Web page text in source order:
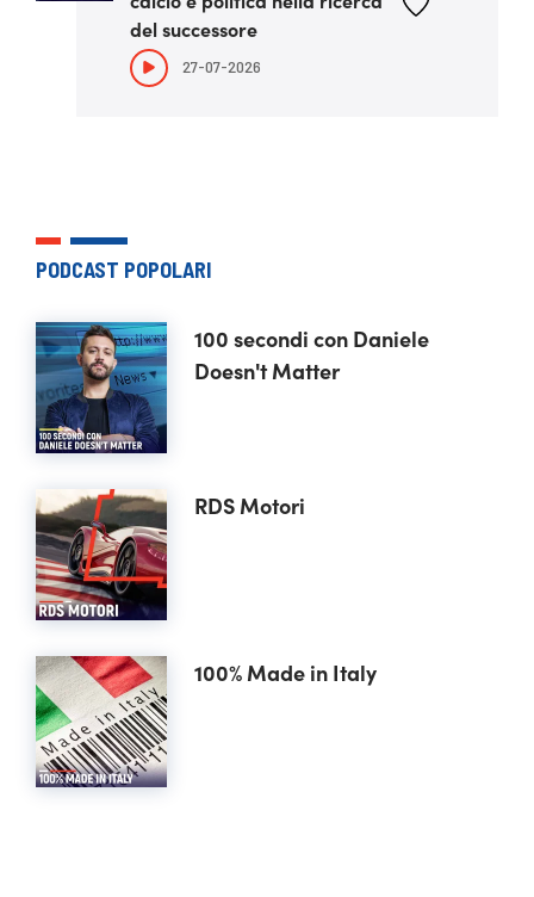
del successore
27-07-2026
PODCAST POPOLARI
100 secondi con Daniele
Doesn't Matter
RDS Motori
100% Made in Italy